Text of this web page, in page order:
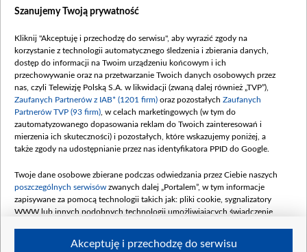
Dostępność
Procedura zgłoszeń wewnętrznych
Szanujemy Twoją prywatność
Kliknij "Akceptuję i przechodzę do serwisu", aby wyrazić zgody na
korzystanie z technologii automatycznego śledzenia i zbierania danych,
dostęp do informacji na Twoim urządzeniu końcowym i ich
przechowywanie oraz na przetwarzanie Twoich danych osobowych przez
nas, czyli Telewizję Polską S.A. w likwidacji (zwaną dalej również „TVP”),
Zaufanych Partnerów z IAB* (1201 firm) oraz pozostałych Zaufanych
Partnerów TVP (93 firm) , w celach marketingowych (w tym do
zautomatyzowanego dopasowania reklam do Twoich zainteresowań i
mierzenia ich skuteczności) i pozostałych, które wskazujemy poniżej, a
także zgody na udostępnianie przez nas identyfikatora PPID do Google.
Twoje dane osobowe zbierane podczas odwiedzania przez Ciebie naszych
poszczególnych serwisów zwanych dalej „Portalem”, w tym informacje
zapisywane za pomocą technologii takich jak: pliki cookie, sygnalizatory
WWW lub innych podobnych technologii umożliwiających świadczenie
Akceptuję i przechodzę do serwisu